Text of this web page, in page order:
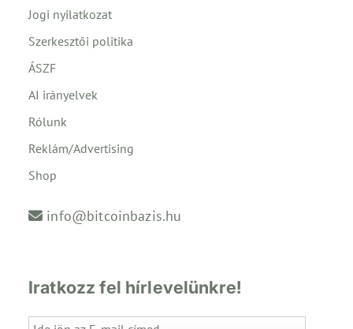
Jogi nyilatkozat
Szerkesztői politika
ÁSZF
AI irányelvek
Rólunk
Reklám/Advertising
Shop
info@bitcoinbazis.hu
Iratkozz fel hírlevelünkre!